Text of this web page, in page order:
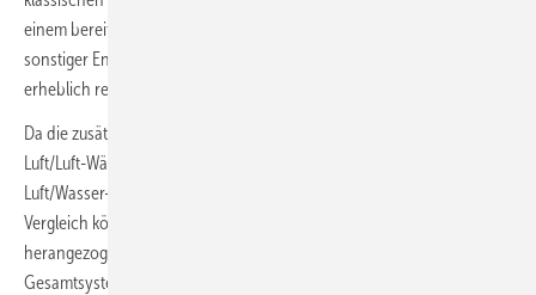
einem bereits vorhandenen Heizsystem können sie den Verbrauch
sonstiger Energieträger und so die Kosten für Gas oder Heizöl
erheblich reduzieren.
Da die zusätzliche Übertragung auf Wasser entfällt, sind moderne
Luft/Luft-Wärmepumpensysteme tendenziell effizienter als
Luft/Wasser- oder Sole/Wasser-Wärmepumpen. Für einen einfachen
Vergleich können die Energieeffizienzwerte laut Ökodesign-Richtlinie
herangezogen werden. Für einen genauen Vergleich muss das
Gesamtsystem für Raumwärme und Trinkwarmwasser insgesamt